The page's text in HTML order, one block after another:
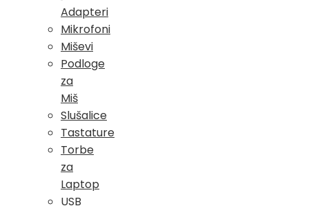
Adapteri
Mikrofoni
Miševi
Podloge
za
Miš
Slušalice
Tastature
Torbe
za
Laptop
USB